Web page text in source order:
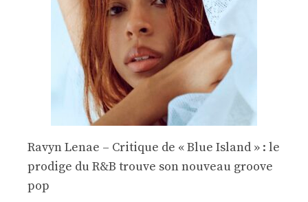
Ravyn Lenae – Critique de « Blue Island » : le
prodige du R&B trouve son nouveau groove
pop